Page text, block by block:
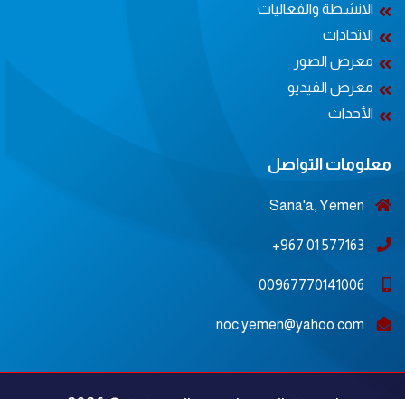
الانشطة والفعاليات
الاتحادات
معرض الصور
معرض الفيديو
الأحداث
معلومات التواصل
Sana'a, Yemen
577163 01 967+
00967770141006
noc.yemen@yahoo.com